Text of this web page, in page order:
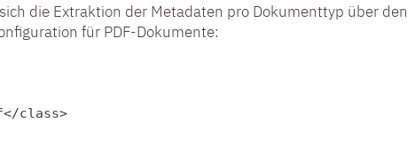
die Extraktion der Metadaten pro Dokumenttyp über den
für PDF-Dokumente:
class>